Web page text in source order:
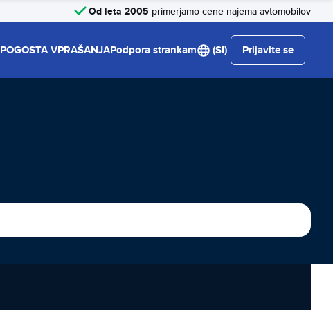
Od leta 2005 primerjamo cene najema avtomobilov
POGOSTA VPRAŠANJAPodpora strankam (SI) Prijavite se